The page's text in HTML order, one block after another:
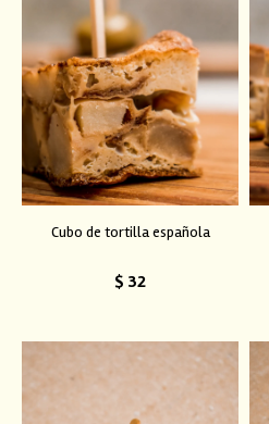
Cubo de tortilla española
$ 32